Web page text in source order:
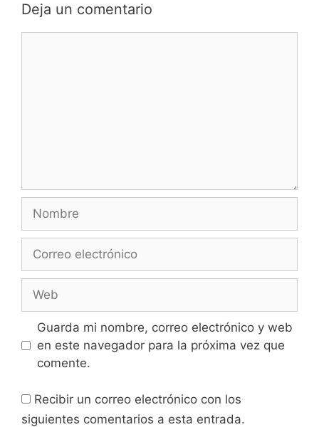
Deja un comentario
Guarda mi nombre, correo electrónico y web
en este navegador para la próxima vez que
comente.
Recibir un correo electrónico con los
siguientes comentarios a esta entrada.